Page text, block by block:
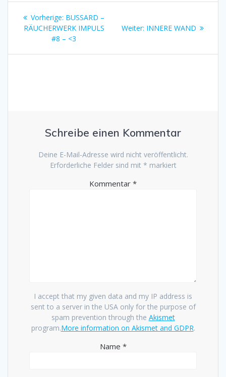
Beitragsnavigation
Vorherige: Vorheriger
Beitrag:
BUSSARD –
RÄUCHERWERK IMPULS
#8 – <3
Weiter: Nächster
INNERE WAND
Schreibe einen Kommentar
Deine E-Mail-Adresse wird nicht veröffentlicht.
Erforderliche Felder sind mit * markiert
Kommentar *
I accept that my given data and my IP address is
sent to a server in the USA only for the purpose of
spam prevention through the Akismet
program.More information on Akismet and GDPR.
Name *